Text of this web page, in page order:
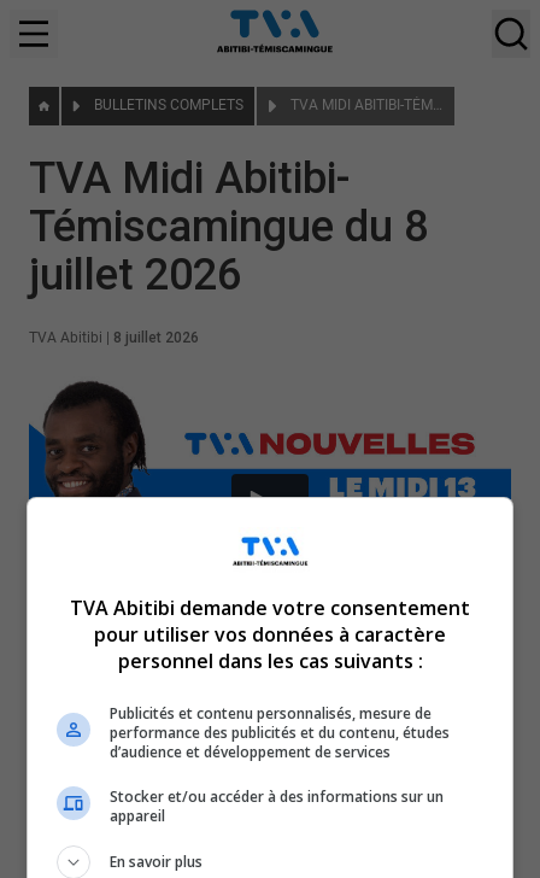
BULLETINS COMPLETS TVA MIDI ABITIBI-TÉMISCAMINGUE DU 8 JUILLET 2026
TVA Midi Abitibi-
Témiscamingue du 8
juillet 2026
TVA Abitibi 8 juillet 2026
Québec vient au secours de l’industrie forestière.
La région réagit au décès du grand comédien Marc
Messier.
TVA Abitibi demande votre consentement
pour utiliser vos données à caractère
personnel dans les cas suivants :
Publicités et contenu personnalisés, mesure de
performance des publicités et du contenu, études
d’audience et développement de services
Stocker et/ou accéder à des informations sur un
appareil
En savoir plus